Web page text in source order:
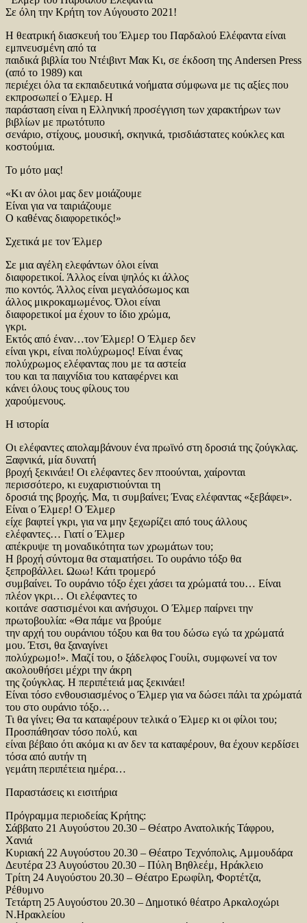
Σε όλη την Κρήτη τον Αύγουστο 2021!
Η θεατρική διασκευή του Έλμερ του Παρδαλού Ελέφαντα είναι
εμπνευσμένη από τα
παιδικά βιβλία του Ντέιβιντ Μακ Κι, σε έκδοση της Andersen Press
(από το 1989) και
περιέχει όλα τα εκπαιδευτικά νοήματα σύμφωνα με τις αξίες που
εκπροσωπεί ο Έλμερ. Η
παράσταση είναι η Ελληνική προσέγγιση των χαρακτήρων των
βιβλίων με πρωτότυπο
σενάριο, στίχους, μουσική, σκηνικά, τρισδιάστατες κούκλες και
κοστούμια.
Το μότο μας!
«Κι αν όλοι μας δεν μοιάζουμε
Είναι για να ταιριάζουμε
Ο καθένας διαφορετικός!»
Σχετικά με τον Έλμερ
Σε μια αγέλη ελεφάντων όλοι είναι
διαφορετικοί. Άλλος είναι ψηλός κι άλλος
πιο κοντός. Άλλος είναι μεγαλόσωμος και
άλλος μικροκαμωμένος. Όλοι είναι
διαφορετικοί μα έχουν το ίδιο χρώμα,
γκρι.
Εκτός από έναν…τον Έλμερ! Ο Έλμερ δεν
είναι γκρι, είναι πολύχρωμος! Είναι ένας
πολύχρωμος ελέφαντας που με τα αστεία
του και τα παιχνίδια του καταφέρνει και
κάνει όλους τους φίλους του
χαρούμενους.
Η ιστορία
Οι ελέφαντες απολαμβάνουν ένα πρωϊνό στη δροσιά της ζούγκλας.
Ξαφνικά, μία δυνατή
βροχή ξεκινάει! Οι ελέφαντες δεν πτοούνται, χαίρονται
περισσότερο, κι ευχαριστιούνται τη
δροσιά της βροχής. Μα, τι συμβαίνει; Ένας ελέφαντας «ξεβάφει».
Είναι ο Έλμερ! Ο Έλμερ
είχε βαφτεί γκρι, για να μην ξεχωρίζει από τους άλλους
ελέφαντες… Γιατί ο Έλμερ
απέκρυψε τη μοναδικότητα των χρωμάτων του;
Η βροχή σύντομα θα σταματήσει. Το ουράνιο τόξο θα
ξεπροβάλλει. Ωωω! Κάτι τρομερό
συμβαίνει. Το ουράνιο τόξο έχει χάσει τα χρώματά του… Είναι
πλέον γκρι… Οι ελέφαντες το
κοιτάνε σαστισμένοι και ανήσυχοι. Ο Έλμερ παίρνει την
πρωτοβουλία: «Θα πάμε να βρούμε
την αρχή του ουράνιου τόξου και θα του δώσω εγώ τα χρώματά
μου. Έτσι, θα ξαναγίνει
πολύχρωμο!». Μαζί του, ο ξάδελφος Γουίλι, συμφωνεί να τον
ακολουθήσει μέχρι την άκρη
της ζούγκλας. Η περιπέτειά μας ξεκινάει!
Είναι τόσο ενθουσιασμένος ο Έλμερ για να δώσει πάλι τα χρώματά
του στο ουράνιο τόξο…
Τι θα γίνει; Θα τα καταφέρουν τελικά ο Έλμερ κι οι φίλοι του;
Προσπάθησαν τόσο πολύ, και
είναι βέβαιο ότι ακόμα κι αν δεν τα καταφέρουν, θα έχουν κερδίσει
τόσα από αυτήν τη
γεμάτη περιπέτεια ημέρα…
Παραστάσεις κι εισιτήρια
Πρόγραμμα περιοδείας Κρήτης:
Σάββατο 21 Αυγούστου 20.30 – Θέατρο Ανατολικής Τάφρου,
Χανιά
Κυριακή 22 Αυγούστου 20.30 – Θέατρο Τεχνόπολις, Αμμουδάρα
Δευτέρα 23 Αυγούστου 20.30 – Πύλη Βηθλεέμ, Ηράκλειο
Τρίτη 24 Αυγούστου 20.30 – Θέατρο Ερωφίλη, Φορτέτζα,
Ρέθυμνο
Τετάρτη 25 Αυγούστου 20.30 – Δημοτικό θέατρο Αρκαλοχώρι
Ν.Ηρακλείου